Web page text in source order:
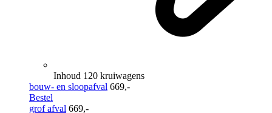
Inhoud 120 kruiwagens
bouw- en sloopafval 669,-
Bestel
grof afval 669,-